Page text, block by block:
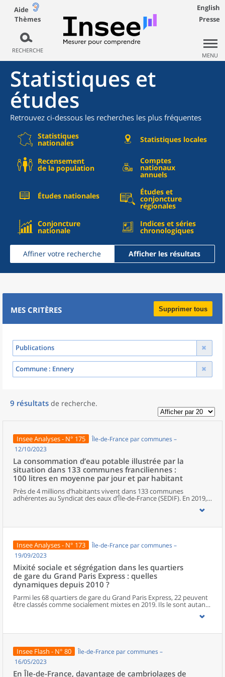
Aide
Thèmes
RECHERCHE
English
Presse
MENU
Statistiques et
études
Retrouvez ci-dessous les recherches les plus fréquentes
Statistiques
nationales Statistiques locales
Recensement
de la population
Comptes
nationaux
annuels
Études nationales Études et
conjoncture
régionales
Conjoncture
nationale
Indices et séries
chronologiques
Affiner votre recherche Afficher les résultats
MES CRITÈRES Supprimer tous
Publications
Commune : Ennery
9 résultats de recherche.
Insee Analyses - N° 175
Île-de-France par communes –
12/10/2023
La consommation d’eau potable illustrée par la
situation dans 133 communes franciliennes :
100 litres en moyenne par jour et par habitant
Près de 4 millions d’habitants vivent dans 133 communes
adhérentes au Syndicat des eaux d’Île-de-France (SEDIF). En 2019,
ils consomment près de 100 litres d’eau potable par jour et par
habitant. Cette consommation est hétérogène au sein du territoire
relativement aisés, la consommation d’eau est plus élevée
(120 litres par jour et par habitant), elle est en revanche inférieure
dans ceux où les habitants sont plus modestes (88 litres).
Insee Analyses - N° 173
Île-de-France par communes –
19/09/2023
Mixité sociale et ségrégation dans les quartiers
de gare du Grand Paris Express : quelles
dynamiques depuis 2010 ?
Parmi les 68 quartiers de gare du Grand Paris Express, 22 peuvent
être classés comme socialement mixtes en 2019. Ils le sont autant,
niveaux similaires de revenus, pour la plupart modestes, à
majoritairement des ménages aux revenus élevés. Enfin, 25
quartiers sont dans une situation intermédiaire, ni parmi les plus
ségrégués, ni parmi les plus mixtes. Par ailleurs, 10 quartiers, très
peu peuplés, n’ont pas été analysés. Entre 2010 et 2019, les
évolutions de la mixité dans les quartiers de gare sont diverses. La
Insee Flash - N° 80
Île-de-France par communes –
16/05/2023
En Île-de-France, davantage de cambriolages de